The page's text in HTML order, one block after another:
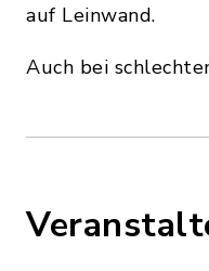
auf Leinwand.
Auch bei